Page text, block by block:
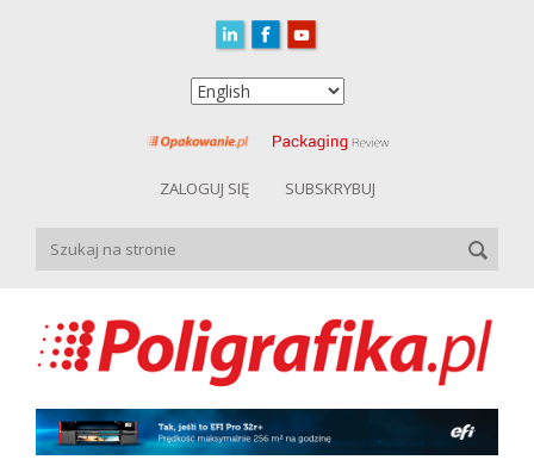
ZALOGUJ SIĘ SUBSKRYBUJ